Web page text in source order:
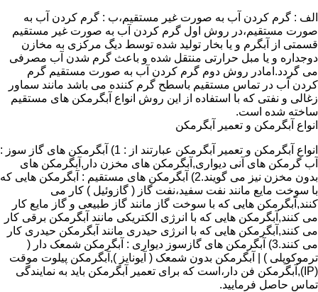
الف : گرم کردن آب به صورت غیر مستقیم،ب : گرم کردن آب به
صورت مستقیم،در روش اول گرم کردن آب به صورت غیر مستقیم
قسمتی از آبگرم و یا بخار تولید شده توسط دیگ مرکزی به مخازن
دوجداره و یا مبل حرارتی منتقل شده و باعث گرم شدن آب مصرفی
می گردد.امادر روش دوم گرم کردن آب به صورت مستقیم گرم
کردن آب در تماس مستقیم باسطح گرم کننده می باشد مانند سماور
زغالی و نفتی که با استفاده از این روش انواع آبگرمکن های مستقیم
ساخته شده است.
انواع آبگرمکن و تعمیر آبگرمکن
انواع آبگرمکن و تعمیر آبگرمکن عبارتند از : 1) آبگرمکن های گاز سوز :
آب گرمکن های آنی دیواری,آبگرمکن های مخزن دار,آبگرمکن های
بدون مخزن نیز می گویند.2) آبگرمکن های مستقیم : آبگرمکن هایی که
با سوخت مایع مانند نفت سفید،نفت گاز ( گازوئیل ) کار می
کنند,آبگرمکن هایی که با سوخت گاز مانند گاز طبیعی و گاز مایع کار
می کنند,آبگرمکن هایی که با انرژی الکتریکی مانند آبگرمکن برقی کار
می کنند,آبگرمکن هایی که با انرژی حیدری مانند آبگرمکن حیدری کار
می کنند.3) آبگرمکن های گازسوز دیواری : آبگرمکن شمعک دار (
ترموکوپلی ) | آبگرمکن بدون شمعک ( آیونایز ),آبگرمکن پیلوت موقت
(IP),آبگرمکن فن دار،است که برای تعمیر آبگرمکن باید به نمایندگی
تماس حاصل فرمایید.